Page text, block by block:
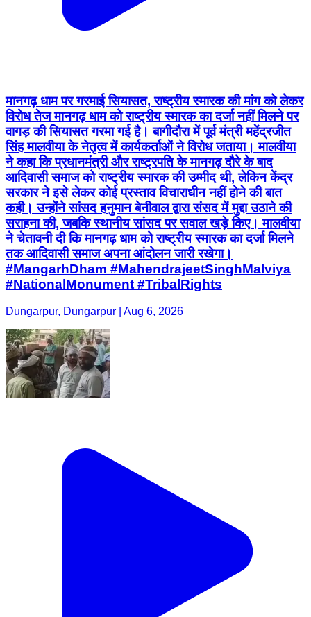
मानगढ़ धाम पर गरमाई सियासत, राष्ट्रीय स्मारक की मांग को लेकर
विरोध तेज मानगढ़ धाम को राष्ट्रीय स्मारक का दर्जा नहीं मिलने पर
वागड़ की सियासत गरमा गई है। बागीदौरा में पूर्व मंत्री महेंद्रजीत
सिंह मालवीया के नेतृत्व में कार्यकर्ताओं ने विरोध जताया। मालवीया
ने कहा कि प्रधानमंत्री और राष्ट्रपति के मानगढ़ दौरे के बाद
आदिवासी समाज को राष्ट्रीय स्मारक की उम्मीद थी, लेकिन केंद्र
सरकार ने इसे लेकर कोई प्रस्ताव विचाराधीन नहीं होने की बात
कही। उन्होंने सांसद हनुमान बेनीवाल द्वारा संसद में मुद्दा उठाने की
सराहना की, जबकि स्थानीय सांसद पर सवाल खड़े किए। मालवीया
ने चेतावनी दी कि मानगढ़ धाम को राष्ट्रीय स्मारक का दर्जा मिलने
तक आदिवासी समाज अपना आंदोलन जारी रखेगा।
#MangarhDham #MahendrajeetSinghMalviya
#NationalMonument #TribalRights
Dungarpur, Dungarpur | Aug 6, 2026